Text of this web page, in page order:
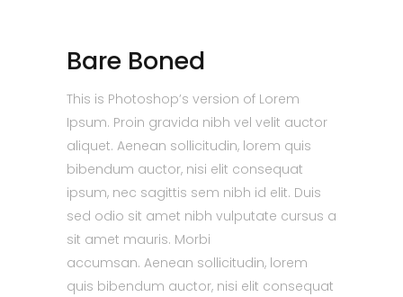
Bare Boned
This is Photoshop’s version of Lorem
Ipsum. Proin gravida nibh vel velit auctor
aliquet. Aenean sollicitudin, lorem quis
bibendum auctor, nisi elit consequat
ipsum, nec sagittis sem nibh id elit. Duis
sed odio sit amet nibh vulputate cursus a
sit amet mauris. Morbi
accumsan. Aenean sollicitudin, lorem
quis bibendum auctor, nisi elit consequat